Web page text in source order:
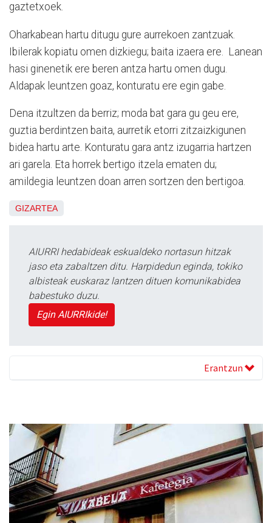
gaztetxoek.
Oharkabean hartu ditugu gure aurrekoen zantzuak.
Ibilerak kopiatu omen dizkiegu; baita izaera ere. Lanean
hasi ginenetik ere beren antza hartu omen dugu.
Aldapak leuntzen goaz, konturatu ere egin gabe.
Dena itzultzen da berriz; moda bat gara gu geu ere,
guztia berdintzen baita, aurretik etorri zitzaizkigunen
bidea hartu arte. Konturatu gara antz izugarria hartzen
ari garela. Eta horrek bertigo itzela ematen du;
amildegia leuntzen doan arren sortzen den bertigoa.
GIZARTEA
AIURRI hedabideak eskualdeko nortasun hitzak
jaso eta zabaltzen ditu. Harpidedun eginda, tokiko
albisteak euskaraz lantzen dituen komunikabidea
babestuko duzu.
Egin AIURRIkide!
Erantzun